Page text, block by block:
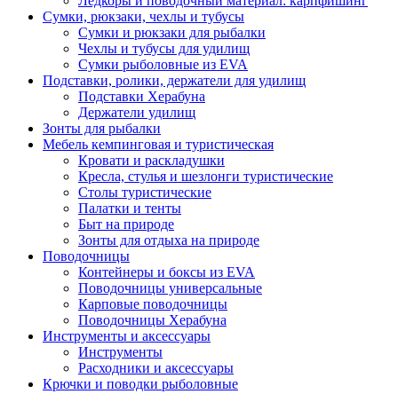
Сумки, рюкзаки, чехлы и тубусы
Сумки и рюкзаки для рыбалки
Чехлы и тубусы для удилищ
Сумки рыболовные из EVA
Подставки, ролики, держатели для удилищ
Подставки Херабуна
Держатели удилищ
Зонты для рыбалки
Мебель кемпинговая и туристическая
Кровати и раскладушки
Кресла, стулья и шезлонги туристические
Столы туристические
Палатки и тенты
Быт на природе
Зонты для отдыха на природе
Поводочницы
Контейнеры и боксы из EVA
Поводочницы универсальные
Карповые поводочницы
Поводочницы Херабуна
Инструменты и аксессуары
Инструменты
Расходники и аксессуары
Крючки и поводки рыболовные